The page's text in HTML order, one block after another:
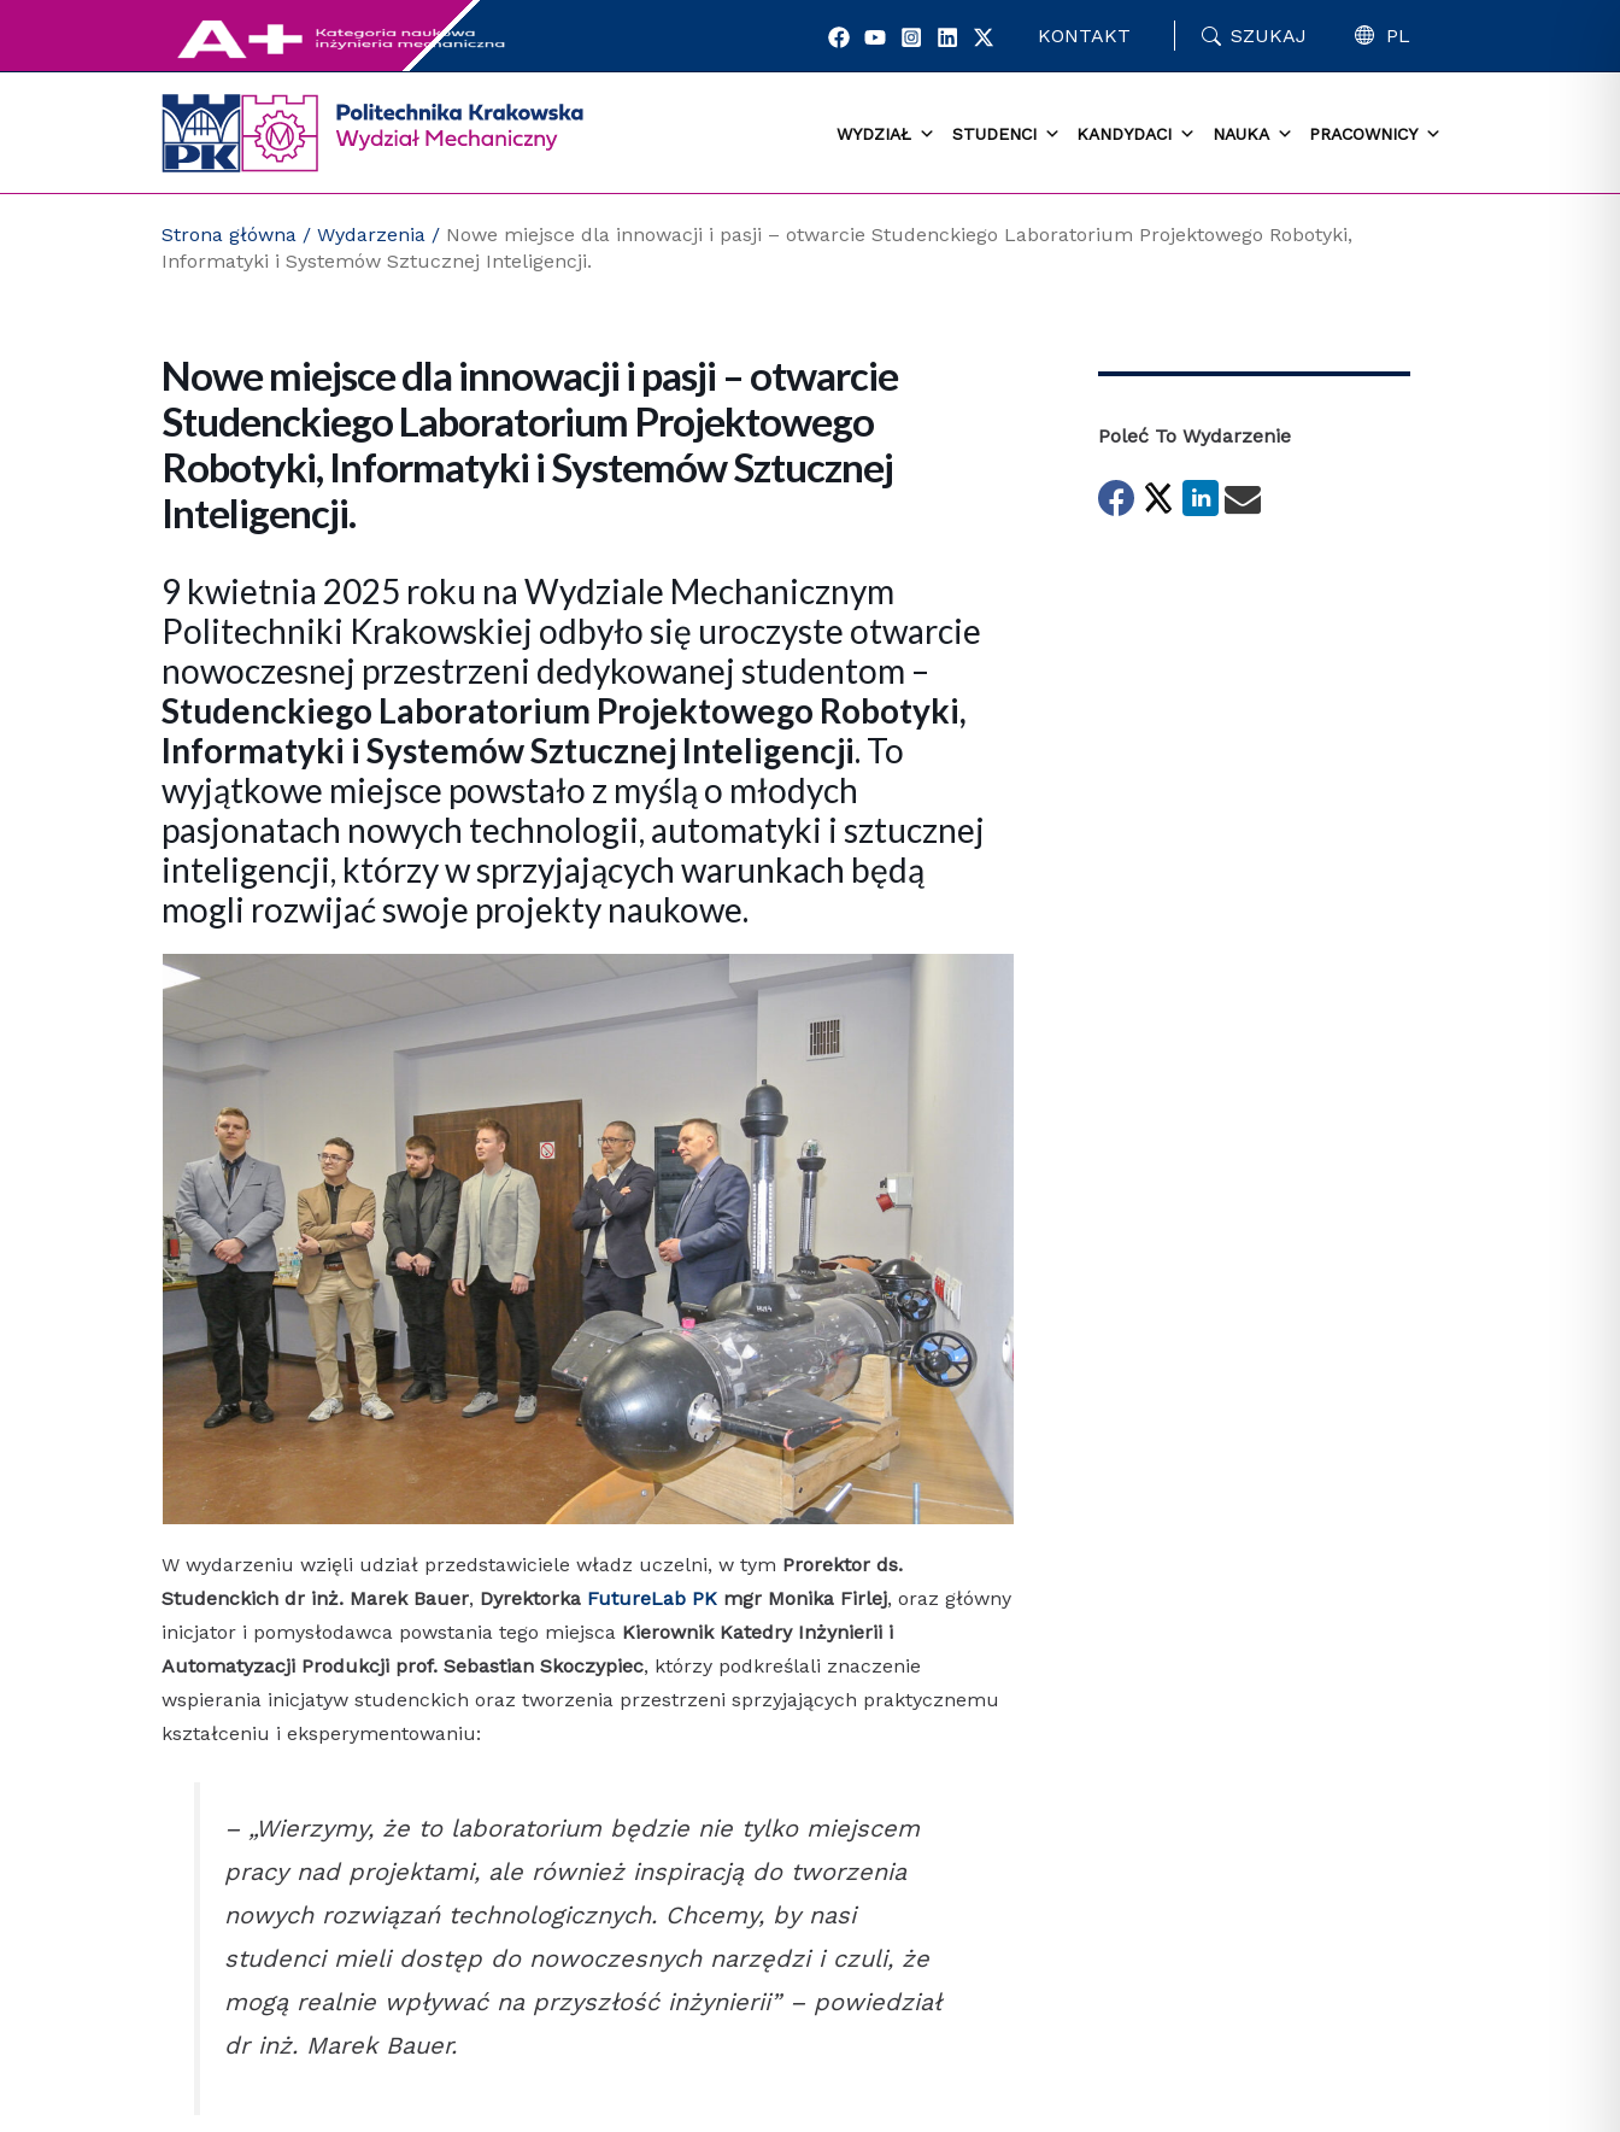
KONTAKT SZUKAJ PL
WYDZIAŁ STUDENCI KANDYDACI NAUKA PRACOWNICY
Strona główna /Wydarzenia / Nowe miejsce dla innowacji i pasji – otwarcie Studenckiego Laboratorium Projektowego Robotyki,
Informatyki i Systemów Sztucznej Inteligencji.
Nowe miejsce dla innowacji i pasji – otwarcie
Studenckiego Laboratorium Projektowego
Robotyki, Informatyki i Systemów Sztucznej
Inteligencji.
9 kwietnia 2025 roku na Wydziale Mechanicznym
Politechniki Krakowskiej odbyło się uroczyste otwarcie
nowoczesnej przestrzeni dedykowanej studentom –
Studenckiego Laboratorium Projektowego Robotyki,
Informatyki i Systemów Sztucznej Inteligencji. To
wyjątkowe miejsce powstało z myślą o młodych
pasjonatach nowych technologii, automatyki i sztucznej
inteligencji, którzy w sprzyjających warunkach będą
mogli rozwijać swoje projekty naukowe.
W wydarzeniu wzięli udział przedstawiciele władz uczelni, w tym Prorektor ds.
Studenckich dr inż. Marek Bauer, Dyrektorka FutureLab PK mgr Monika Firlej, oraz główny
inicjator i pomysłodawca powstania tego miejsca Kierownik Katedry Inżynierii i
Automatyzacji Produkcji prof. Sebastian Skoczypiec, którzy podkreślali znaczenie
wspierania inicjatyw studenckich oraz tworzenia przestrzeni sprzyjających praktycznemu
kształceniu i eksperymentowaniu:
– „Wierzymy, że to laboratorium będzie nie tylko miejscem
pracy nad projektami, ale również inspiracją do tworzenia
nowych rozwiązań technologicznych. Chcemy, by nasi
studenci mieli dostęp do nowoczesnych narzędzi i czuli, że
mogą realnie wpływać na przyszłość inżynierii”– powiedział
dr inż. Marek Bauer.
Poleć To Wydarzenie